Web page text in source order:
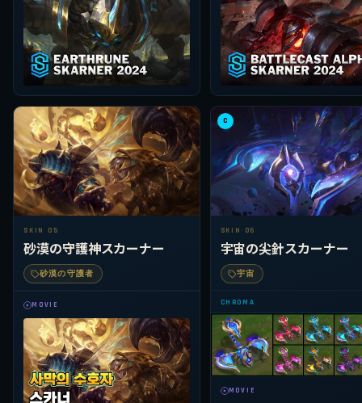
SKIN 05
砂漠の守護神スカーナー
砂漠の守護者
MOVIE
C
SKIN 06
宇宙の尖針スカーナー
宇宙
CHROMA
MOVIE